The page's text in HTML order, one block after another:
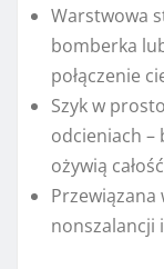
Warstwowa
bomberka
połączenie
Szyk w
odcieniach –
ożywią
nonszalancji